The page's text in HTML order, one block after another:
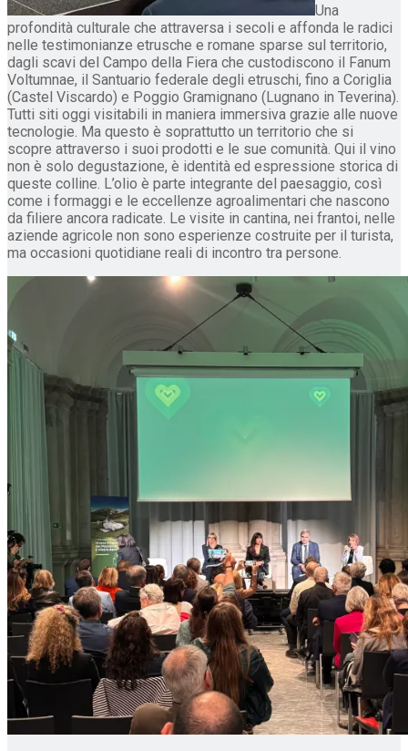
Una
profondità culturale che attraversa i secoli e affonda le radici
nelle testimonianze etrusche e romane sparse sul territorio,
dagli scavi del Campo della Fiera che custodiscono il Fanum
Voltumnae, il Santuario federale degli etruschi, fino a Coriglia
(Castel Viscardo) e Poggio Gramignano (Lugnano in Teverina).
Tutti siti oggi visitabili in maniera immersiva grazie alle nuove
tecnologie. Ma questo è soprattutto un territorio che si
scopre attraverso i suoi prodotti e le sue comunità. Qui il vino
non è solo degustazione, è identità ed espressione storica di
queste colline. L’olio è parte integrante del paesaggio, così
come i formaggi e le eccellenze agroalimentari che nascono
da filiere ancora radicate. Le visite in cantina, nei frantoi, nelle
aziende agricole non sono esperienze costruite per il turista,
ma occasioni quotidiane reali di incontro tra persone.